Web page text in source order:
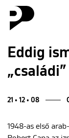
Eddig
21 • 12 • 08
1948-as első